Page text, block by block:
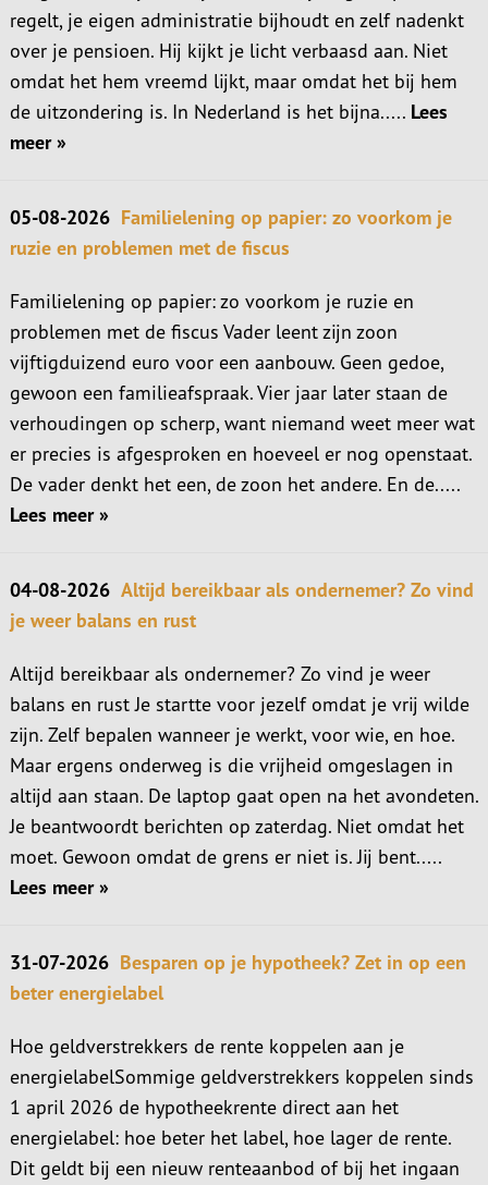
regelt, je eigen administratie bijhoudt en zelf nadenkt
over je pensioen. Hij kijkt je licht verbaasd aan. Niet
omdat het hem vreemd lijkt, maar omdat het bij hem
de uitzondering is. In Nederland is het bijna..... Lees
meer »
05-08-2026 Familielening op papier: zo voorkom je
ruzie en problemen met de fiscus
Familielening op papier: zo voorkom je ruzie en
problemen met de fiscus Vader leent zijn zoon
vijftigduizend euro voor een aanbouw. Geen gedoe,
gewoon een familieafspraak. Vier jaar later staan de
verhoudingen op scherp, want niemand weet meer wat
er precies is afgesproken en hoeveel er nog openstaat.
De vader denkt het een, de zoon het andere. En de.....
Lees meer »
04-08-2026 Altijd bereikbaar als ondernemer? Zo vind
je weer balans en rust
Altijd bereikbaar als ondernemer? Zo vind je weer
balans en rust Je startte voor jezelf omdat je vrij wilde
zijn. Zelf bepalen wanneer je werkt, voor wie, en hoe.
Maar ergens onderweg is die vrijheid omgeslagen in
altijd aan staan. De laptop gaat open na het avondeten.
Je beantwoordt berichten op zaterdag. Niet omdat het
moet. Gewoon omdat de grens er niet is. Jij bent.....
Lees meer »
31-07-2026 Besparen op je hypotheek? Zet in op een
beter energielabel
Hoe geldverstrekkers de rente koppelen aan je
energielabelSommige geldverstrekkers koppelen sinds
1 april 2026 de hypotheekrente direct aan het
energielabel: hoe beter het label, hoe lager de rente.
Dit geldt bij een nieuw renteaanbod of bij het ingaan